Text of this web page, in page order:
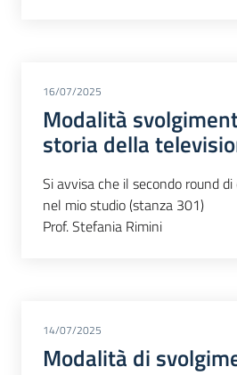
16/07/2025
Modalità
storia della
Si avvisa che il secondo round
nel mio studio (stanza 301)
Prof. Stefania Rimini
14/07/2025
Modalità di